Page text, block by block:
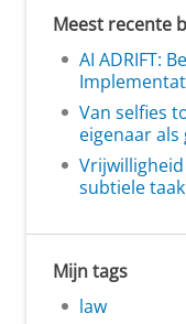
Meest recente
AI ADRIFT:
Van selfies
eigenaar als
subtiele
Mijn tags
law